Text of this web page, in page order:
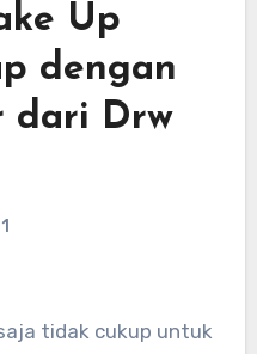
Up
dengan
dari Drw